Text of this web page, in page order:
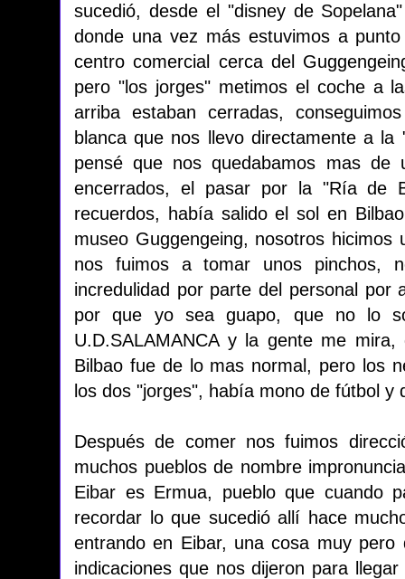
sucedió, desde el "disney de
donde una vez más estuvimos a
centro comercial cerca del
pero "los jorges" metimos el coche a
arriba estaban cerradas,
blanca que nos llevo directamente a
pensé que nos quedabamos mas
encerrados, el pasar por la "Ría de
recuerdos, había salido el sol en
museo Guggengeing, nosotros
nos fuimos a tomar unos pinchos,
incredulidad por parte del personal por
por que yo sea guapo, que no lo
U.D.SALAMANCA y la gente me
Bilbao fue de lo mas normal, pero los
los dos "jorges", había mono de fútbol y
Después de comer nos fuimos
muchos pueblos de nombre
Eibar es Ermua, pueblo que cuando
recordar lo que sucedió allí hace
entrando en Eibar, una cosa muy
indicaciones que nos dijeron para